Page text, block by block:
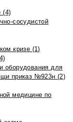
(4)
сосудистой
кризе (1)
оборудования для
приказ №923н (2)
медицине по